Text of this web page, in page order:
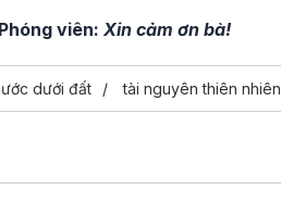
Phóng viên: Xin cảm ơn bà!
dưới đất tài nguyên thiên nhiên